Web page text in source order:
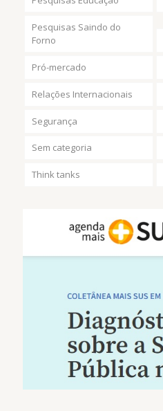
Pesquisas Saindo do
Forno
Pró-mercado
Relações Internacionais
Segurança
Sem categoria
Think tanks